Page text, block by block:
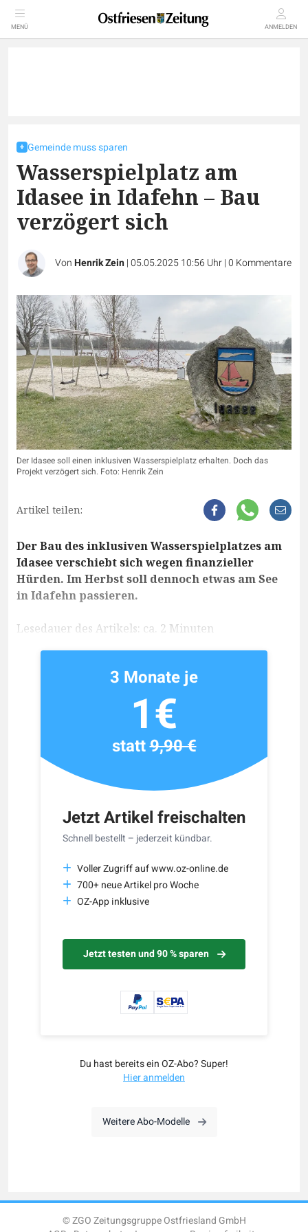
MENÜ ANMELDEN
Gemeinde muss sparen
Wasserspielplatz am
Idasee in Idafehn – Bau
verzögert sich
VonHenrik Zein|05.05.2025 10:56 Uhr|0 Kommentare
Der Idasee soll einen inklusiven Wasserspielplatz erhalten. Doch das
Projekt verzögert sich. Foto: Henrik Zein
Artikel teilen:
Der Bau des inklusiven Wasserspielplatzes am
Idasee verschiebt sich wegen finanzieller
Hürden. Im Herbst soll dennoch etwas am See
in Idafehn passieren.
Lesedauer des Artikels: ca. 2 Minuten
Jetzt Artikel freischalten
Schnell bestellt – jederzeit kündbar.
Voller Zugriff auf www.oz-online.de
700+ neue Artikel pro Woche
OZ-App inklusive
Jetzt testen und 90 % sparen
3 Monate je
1€
statt9,90 €
Du hast bereits ein OZ-Abo? Super!
Hier anmelden
Weitere Abo-Modelle
© ZGO Zeitungsgruppe Ostfriesland GmbH